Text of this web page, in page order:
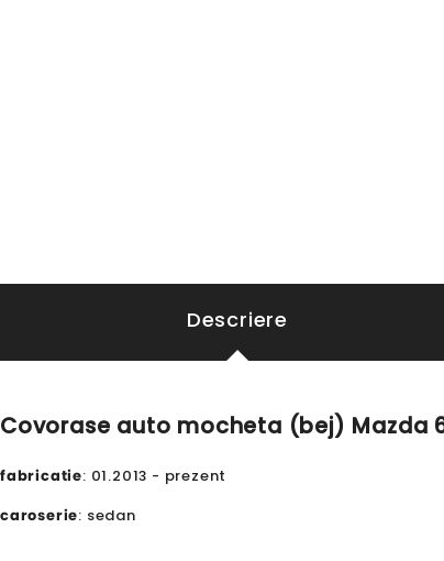
Descriere
Covorase auto mocheta (bej) Mazda
fabricatie: 01.2013 - prezent
caroserie: sedan